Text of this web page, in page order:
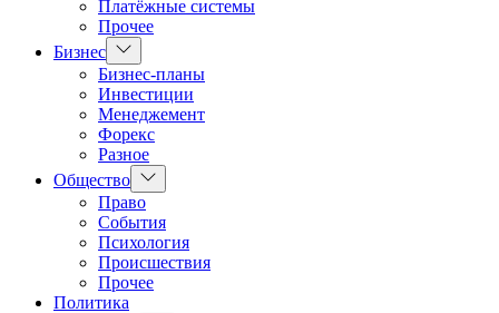
Платёжные системы
Прочее
Бизнес Показать
подменю
Бизнес-планы
Инвестиции
Менеджемент
Форекс
Разное
Общество Показать
подменю
Право
События
Психология
Происшествия
Прочее
Политика